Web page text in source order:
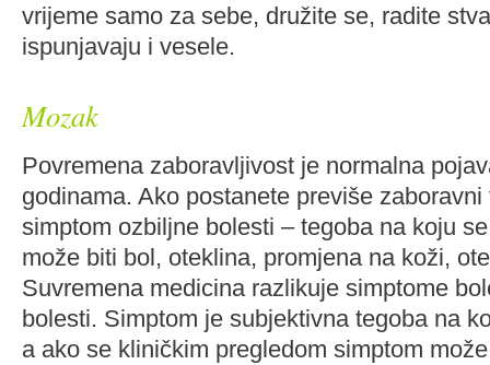
vrijeme samo za sebe, družite se, radite
ispunjavaju i vesele.
Mozak
Povremena zaboravljivost je normalna
godinama. Ako postanete previše
simptom ozbiljne bolesti – tegoba na koju
može biti bol, oteklina, promjena na koži,
Suvremena medicina razlikuje simptome
bolesti. Simptom je subjektivna tegoba na
a ako se kliničkim pregledom simptom